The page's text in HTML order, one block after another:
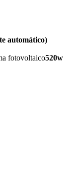
automático)
fotovoltaico520w